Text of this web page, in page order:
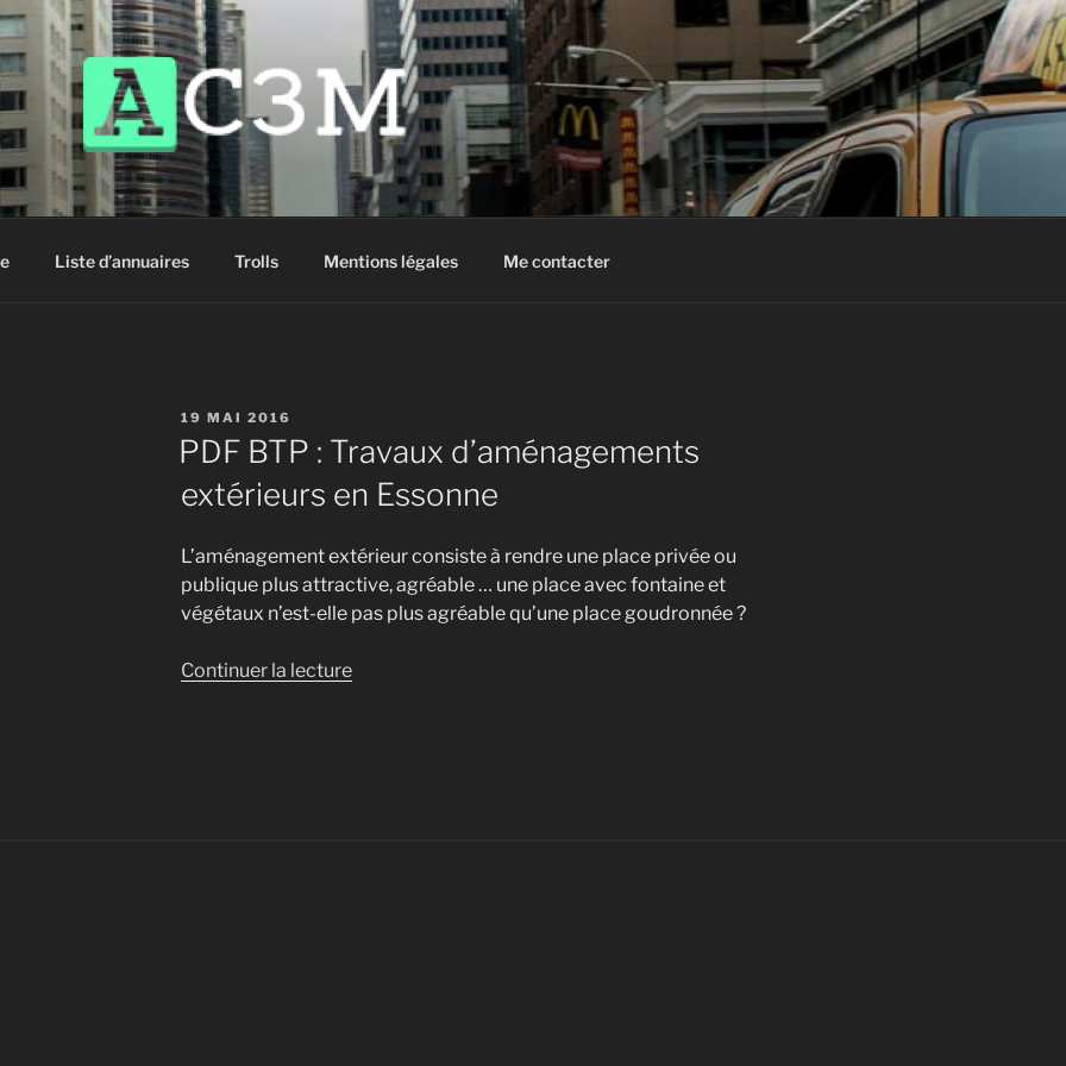
!
Liste d’annuaires Trolls Mentions légales Me contacter
PUBLIÉ
LE
19 MAI 2016
PDF BTP : Travaux d’aménagements
extérieurs en Essonne
L’aménagement extérieur consiste à rendre une place privée ou
publique plus attractive, agréable … une place avec fontaine et
végétaux n’est-elle pas plus agréable qu’une place goudronnée ?
Continuer la lecturede